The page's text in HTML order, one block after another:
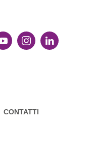
CONTATTI